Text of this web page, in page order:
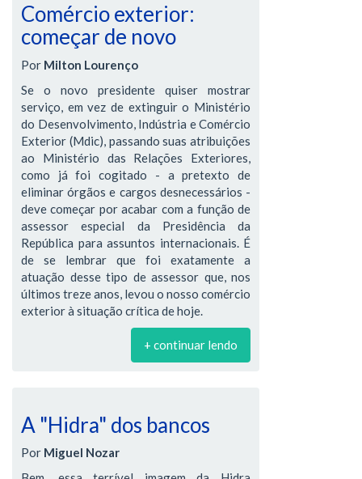
Comércio exterior:
começar de novo
Por Milton Lourenço
Se o novo presidente quiser mostrar
serviço, em vez de extinguir o Ministério
do Desenvolvimento, Indústria e Comércio
Exterior (Mdic), passando suas atribuições
ao Ministério das Relações Exteriores,
como já foi cogitado - a pretexto de
eliminar órgãos e cargos desnecessários -
deve começar por acabar com a função de
assessor especial da Presidência da
República para assuntos internacionais. É
de se lembrar que foi exatamente a
atuação desse tipo de assessor que, nos
últimos treze anos, levou o nosso comércio
exterior à situação crítica de hoje.
+ continuar lendo
A "Hidra" dos bancos
Por Miguel Nozar